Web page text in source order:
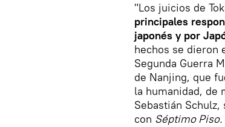
"Los juicios de
principales
japonés y por
hechos se dieron
Segunda Guerra
de Nanjing, que
la humanidad, de
Sebastián
con Séptimo Piso.